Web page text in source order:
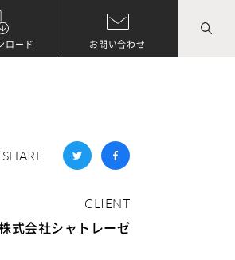
ロード お問い合わせ
SHARE
CLIENT
式会社シャトレーゼ